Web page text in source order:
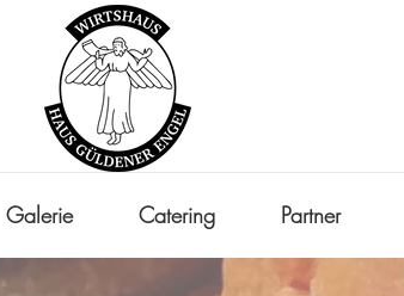
Galerie Catering Partner